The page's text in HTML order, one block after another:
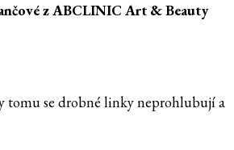
éz ABCLINIC Art & Beauty
tomu se drobné linky neprohlubují a